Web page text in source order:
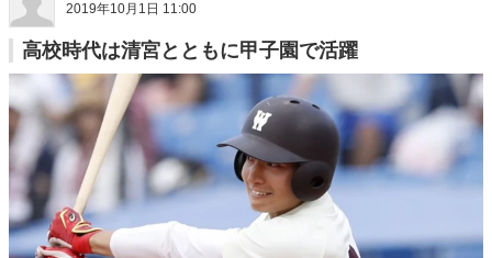
2019年10月1日 11:00
高校時代は清宮とともに甲子園で活躍